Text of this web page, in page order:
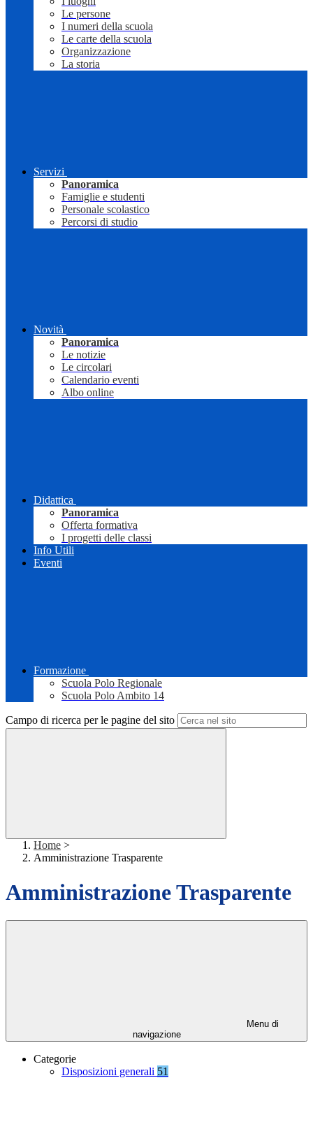
Le persone
I numeri della scuola
Le carte della scuola
Organizzazione
La storia
Servizi
Panoramica
Famiglie e studenti
Personale scolastico
Percorsi di studio
Novità
Panoramica
Le notizie
Le circolari
Calendario eventi
Albo online
Didattica
Panoramica
Offerta formativa
I progetti delle classi
Info Utili
Eventi
Formazione
Scuola Polo Regionale
Scuola Polo Ambito 14
Campo di ricerca per le pagine del sito
Home >
Amministrazione Trasparente
Amministrazione Trasparente
Menu di
navigazione
Categorie
Disposizioni generali 51